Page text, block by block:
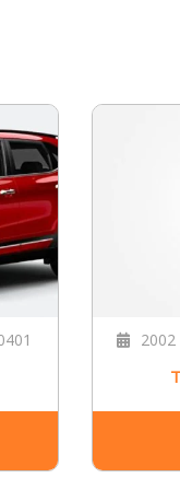
2002